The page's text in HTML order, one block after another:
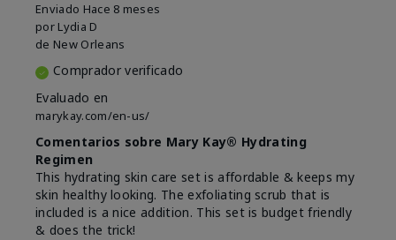
Enviado Hace 8 meses
por Lydia D
de New Orleans
Comprador verificado
Evaluado en
marykay.com/en-us/
Comentarios sobre Mary Kay® Hydrating
Regimen
This hydrating skin care set is affordable & keeps my
skin healthy looking. The exfoliating scrub that is
included is a nice addition. This set is budget friendly
& does the trick!